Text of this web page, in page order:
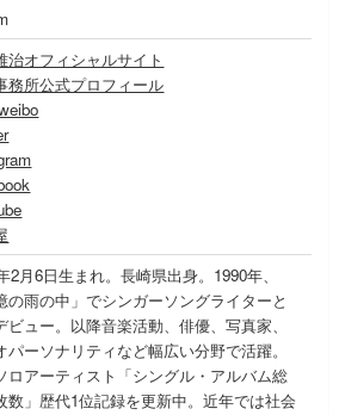
治オフィシャルサイト
務所公式プロフィール
2月6日生まれ。長崎県出身。1990年、
の雨の中」でシンガーソングライターと
ビュー。以降音楽活動、俳優、写真家、
パーソナリティなど幅広い分野で活躍。
ロアーティスト「シングル・アルバム総
数」歴代1位記録を更新中。近年では社会